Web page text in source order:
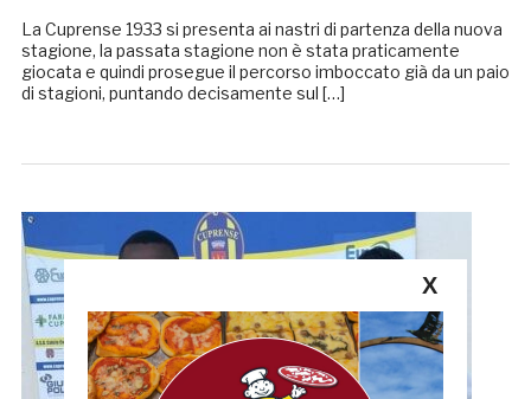
La Cuprense 1933 si presenta ai nastri di partenza della nuova
stagione, la passata stagione non è stata praticamente
giocata e quindi prosegue il percorso imboccato già da un paio
di stagioni, puntando decisamente sul […]
X